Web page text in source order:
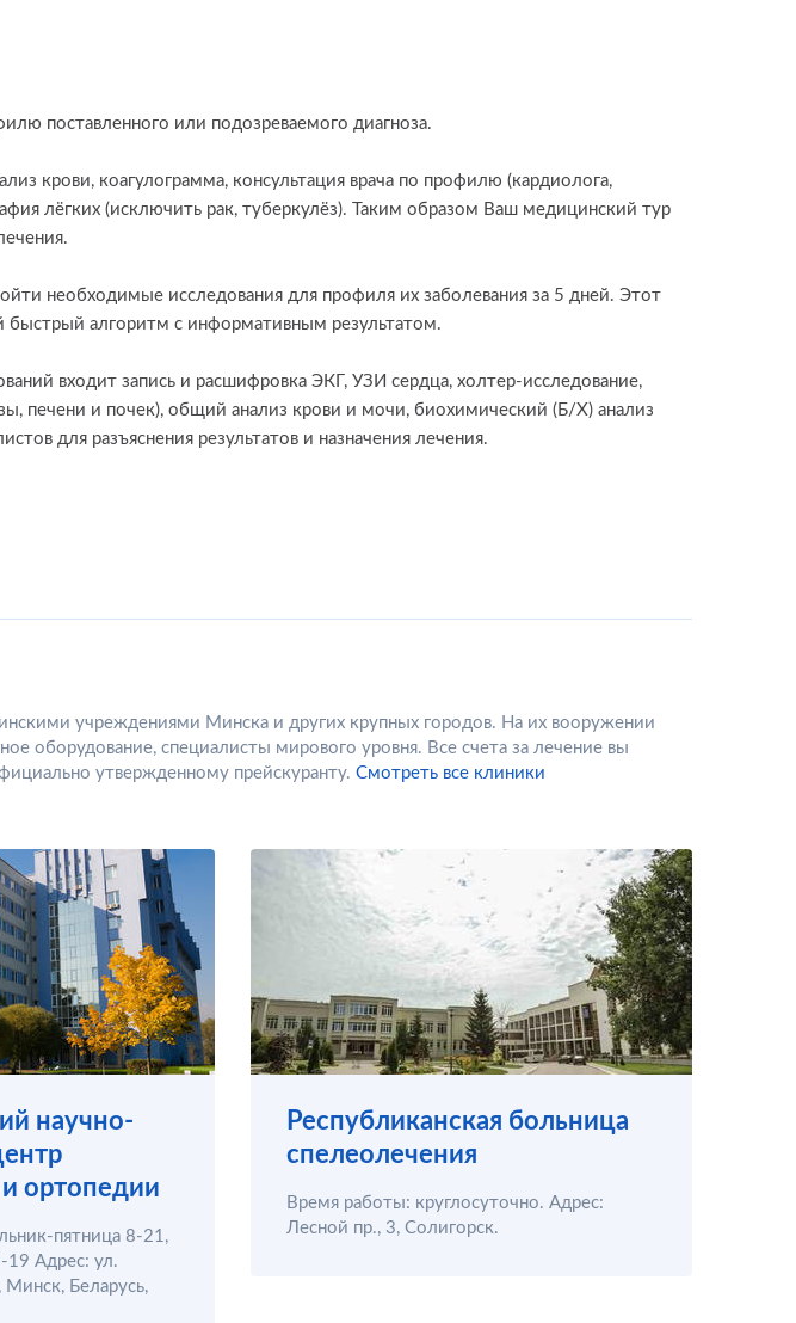
поставленного или подозреваемого диагноза.
крови, коагулограмма, консультация врача по профилю (кардиолога,
лёгких (исключить рак, туберкулёз). Таким образом Ваш медицинский тур
необходимые исследования для профиля их заболевания за 5 дней. Этот
быстрый алгоритм с информативным результатом.
входит запись и расшифровка ЭКГ, УЗИ сердца, холтер-исследование,
печени и почек), общий анализ крови и мочи, биохимический (Б/Х) анализ
для разъяснения результатов и назначения лечения.
учреждениями Минска и других крупных городов. На их вооружении
оборудование, специалисты мирового уровня. Все счета за лечение вы
утвержденному прейскуранту. Смотреть все клиники
научно-
ортопедии
пятница 8-21,
19 Адрес: ул.
Минск, Беларусь,
Республиканская больница
спелеолечения
Время работы: круглосуточно. Адрес:
Лесной пр., 3, Солигорск.